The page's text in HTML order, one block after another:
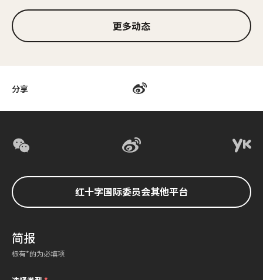
分享
更多动态
红十字国际委员会其他平台
简报
标有*的为必填项